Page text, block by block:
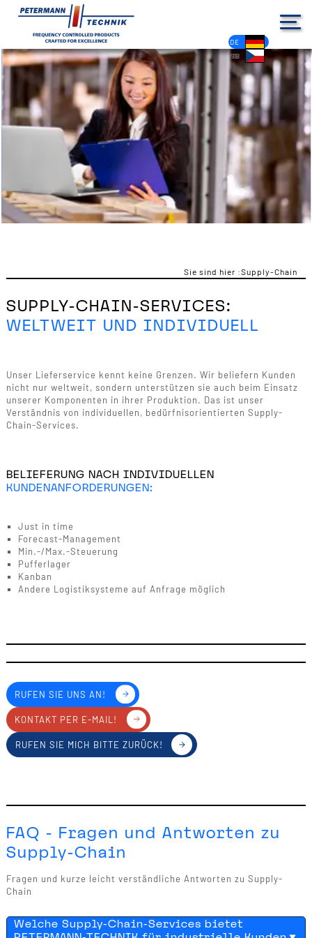
DE
EN
FR
ES
PL
IT
NL
HU
CS
Sie sind hier :Supply-Chain
SUPPLY-CHAIN-SERVICES:
WELTWEIT UND INDIVIDUELL
Unser Lieferservice kennt keine Grenzen. Wir beliefern Kunden
nicht nur weltweit, sondern unterstützen sie auch beim Einsatz
unserer Komponenten in ihrer Produktion. Das ist unser
Verständnis von individuellen, bedürfnisorientierten Supply-
Chain-Services.
BELIEFERUNG NACH INDIVIDUELLEN
KUNDENANFORDERUNGEN:
Just in time
Forecast-Management
Min.-/Max.-Steuerung
Pufferlager
Kanban
Andere Logistiksysteme auf Anfrage möglich
RUFEN SIE UNS AN!
KONTAKT PER E-MAIL!
RUFEN SIE MICH BITTE ZURÜCK!
FAQ - Fragen und Antworten zu
Supply-Chain
Fragen und kurze leicht verständliche Antworten zu Supply-
Chain
Welche Supply-Chain-Services bietet